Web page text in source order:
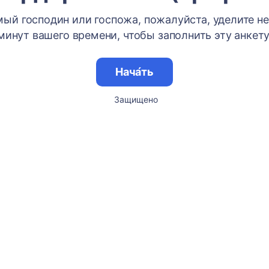
господин или госпожа, пожалуйста, уделите
вашего времени, чтобы заполнить эту
Нача́ть
Защищено